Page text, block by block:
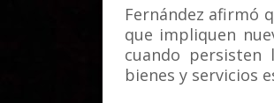
Fernández afirmó
que impliquen
cuando
bienes y servicios